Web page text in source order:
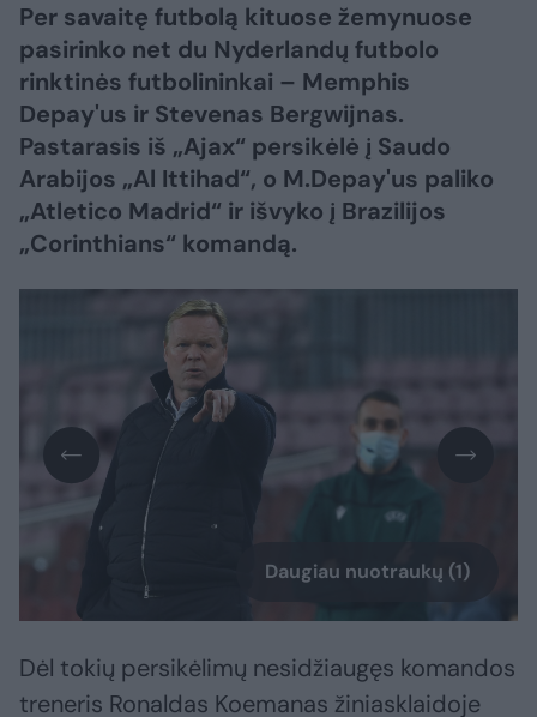
Per savaitę futbolą kituose žemynuose
pasirinko net du Nyderlandų futbolo
rinktinės futbolininkai – Memphis
Depay'us ir Stevenas Bergwijnas.
Pastarasis iš „Ajax“ persikėlė į Saudo
Arabijos „Al Ittihad“, o M.Depay'us paliko
„Atletico Madrid“ ir išvyko į Brazilijos
„Corinthians“ komandą.
Daugiau nuotraukų (1)
Dėl tokių persikėlimų nesidžiaugęs komandos
treneris Ronaldas Koemanas žiniasklaidoje